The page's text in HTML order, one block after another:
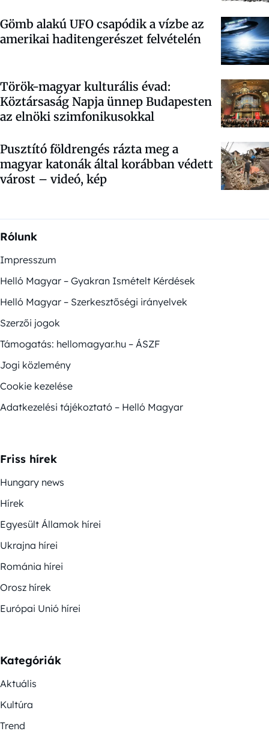
Gömb alakú UFO csapódik a vízbe az
amerikai haditengerészet felvételén
Török-magyar kulturális évad:
Köztársaság Napja ünnep Budapesten
az elnöki szimfonikusokkal
Pusztító földrengés rázta meg a
magyar katonák által korábban védett
várost – videó, kép
Rólunk
Impresszum
Helló Magyar – Gyakran Ismételt Kérdések
Helló Magyar – Szerkesztőségi irányelvek
Szerzői jogok
Támogatás: hellomagyar.hu – ÁSZF
Jogi közlemény
Cookie kezelése
Adatkezelési tájékoztató – Helló Magyar
Friss hírek
Hungary news
Hírek
Egyesült Államok hírei
Ukrajna hírei
Románia hírei
Orosz hírek
Európai Unió hírei
Kategóriák
Aktuális
Kultúra
Trend